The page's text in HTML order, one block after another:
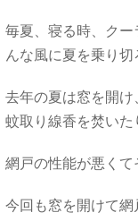
毎夏、寝る時、ク
んな風に夏を乗り切
去年の夏は窓を開け
蚊取り線香を焚いた
網戸の性能が悪くて
今回も窓を開けて